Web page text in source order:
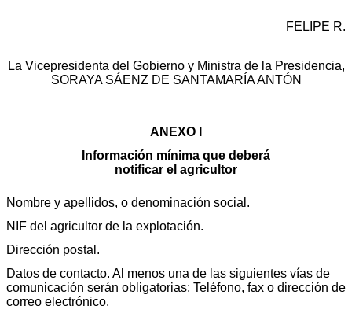
FELIPE R.
La Vicepresidenta del Gobierno y Ministra de la Presidencia,
SORAYA SÁENZ DE SANTAMARÍA ANTÓN
ANEXO I
Información mínima que deberá
notificar el agricultor
Nombre y apellidos, o denominación social.
NIF del agricultor de la explotación.
Dirección postal.
Datos de contacto. Al menos una de las siguientes vías de
comunicación serán obligatorias: Teléfono, fax o dirección de
correo electrónico.